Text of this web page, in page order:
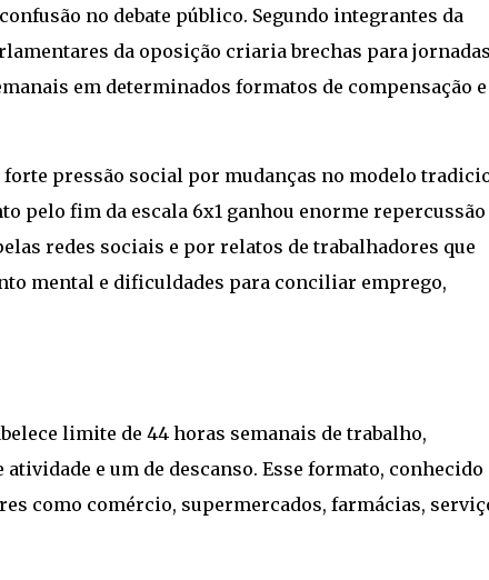
no debate público. Segundo integrantes da
da oposição criaria brechas para
em determinados formatos de compensação e
forte pressão social por mudanças no modelo
pelo fim da escala 6x1 ganhou enorme repercussão
redes sociais e por relatos de trabalhadores que
mental e dificuldades para conciliar emprego,
limite de 44 horas semanais de trabalho,
e um de descanso. Esse formato, conhecido
como comércio, supermercados, farmácias,